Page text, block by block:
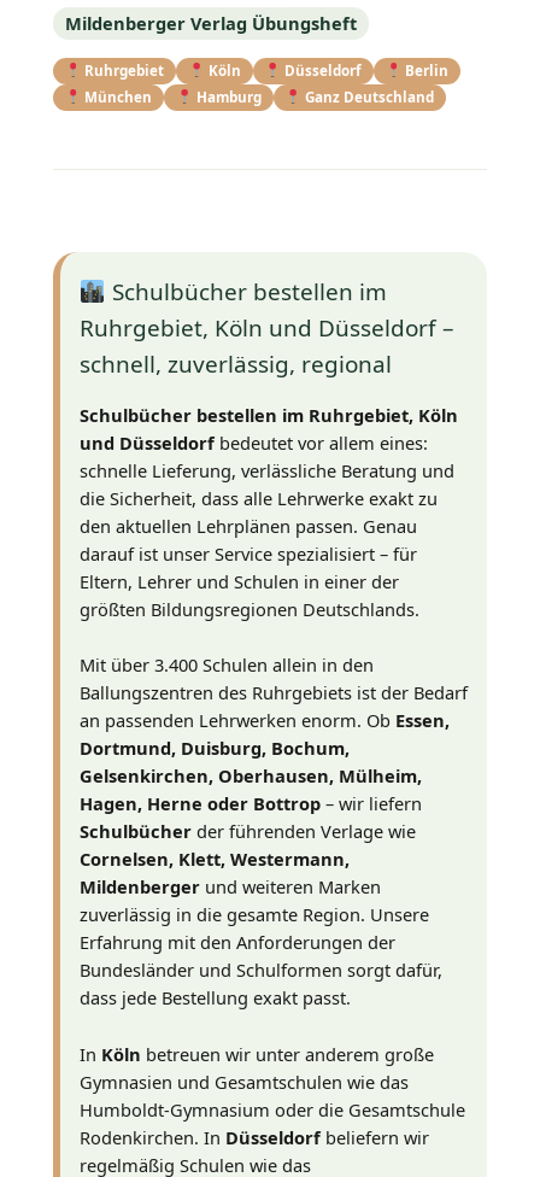
Mildenberger Verlag Übungsheft
Ruhrgebiet Köln Düsseldorf
Berlin
München
Hamburg Ganz Deutschland
Schulbücher bestellen im
Ruhrgebiet, Köln und Düsseldorf –
schnell, zuverlässig, regional
Schulbücher bestellen im Ruhrgebiet, Köln
und Düsseldorfbedeutet vor allem eines:
schnelle Lieferung, verlässliche Beratung und
die Sicherheit, dass alle Lehrwerke exakt zu
den aktuellen Lehrplänen passen. Genau
darauf ist unser Service spezialisiert – für
Eltern, Lehrer und Schulen in einer der
größten Bildungsregionen Deutschlands.
Mit über 3.400 Schulen allein in den
Ballungszentren des Ruhrgebiets ist der Bedarf
an passenden Lehrwerken enorm. Ob Essen,
Dortmund, Duisburg, Bochum,
Gelsenkirchen, Oberhausen, Mülheim,
Hagen, Herne oder Bottrop – wir liefern
Schulbücher der führenden Verlage wie
Cornelsen, Klett, Westermann,
Mildenberger und weiteren Marken
zuverlässig in die gesamte Region. Unsere
Erfahrung mit den Anforderungen der
Bundesländer und Schulformen sorgt dafür,
dass jede Bestellung exakt passt.
In Köln betreuen wir unter anderem große
Gymnasien und Gesamtschulen wie das
Humboldt‑Gymnasium oder die Gesamtschule
Rodenkirchen. In Düsseldorfbeliefern wir
regelmäßig Schulen wie das